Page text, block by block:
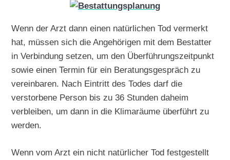
Wenn der Arzt dann einen natürlichen Tod vermerkt
hat, müssen sich die Angehörigen mit dem Bestatter
in Verbindung setzen, um den Überführungszeitpunkt
sowie einen Termin für ein Beratungsgespräch zu
vereinbaren. Nach Eintritt des Todes darf die
verstorbene Person bis zu 36 Stunden daheim
verbleiben, um dann in die Klimaräume überführt zu
werden.
Wenn vom Arzt ein nicht natürlicher Tod festgestellt